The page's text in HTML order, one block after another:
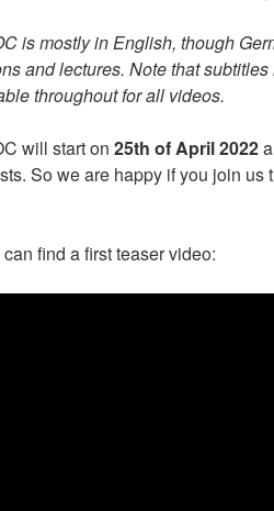
is mostly in English, though
and lectures. Note that
throughout for all videos.
will start on 25th of April2022
So we are happy if you join us
find a first teaser video: